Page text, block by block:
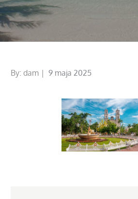
By:dam
Posted
9 maja 2025